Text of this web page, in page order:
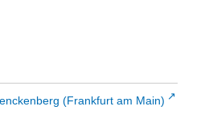
(Frankfurt am Main)